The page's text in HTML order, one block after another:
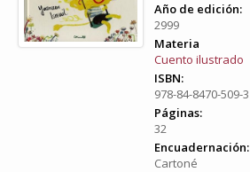
Año de edición:
2999
Materia
Cuento ilustrado
ISBN:
978-84-8470-509-3
Páginas:
32
Encuadernación:
Cartoné